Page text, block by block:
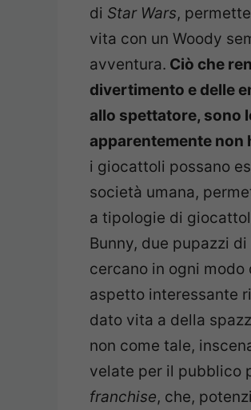
di Star Wars,
vita con un Woody
avventura. Ciò che
divertimento e delle
allo spettatore, sono
apparentemente non
i giocattoli possano
società umana,
a tipologie di
Bunny, due pupazzi
cercano in ogni modo
aspetto interessante
dato vita a della
non come tale,
velate per il pubblico
franchise, che,